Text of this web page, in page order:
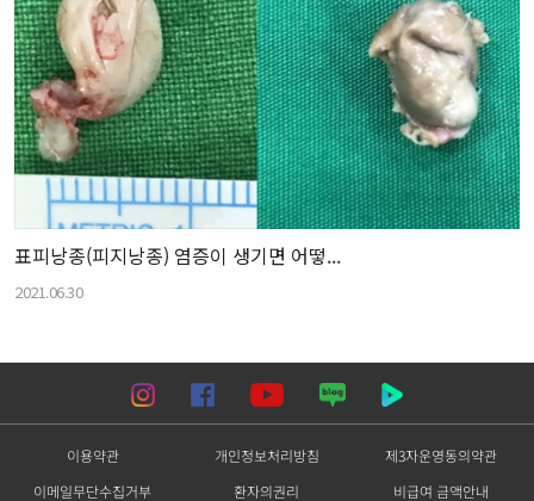
표피낭종(피지낭종) 염증이 생기면 어떻...
2021.06.30
이용약관 개인정보처리방침
제3자운영동의약관
이메일무단수집거부
환자의권리 비급여 금액안내